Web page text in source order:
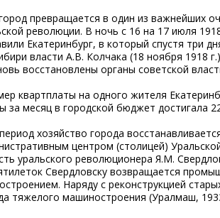
превращается в один из важнейших
революции. В ночь с 16 на 17 июля
Екатеринбург, в который спустя три
власти А.В. Колчака (18 ноября 1918
восстановлены органы советской
квартплаты на одного жителя
за месяц в городской бюджет достигала
хозяйство города
центром (столицей)
уральского революционера Я.М.
Свердловску возвращается
Наряду с реконструкцией
тяжелого машиностроения (Уралмаш,